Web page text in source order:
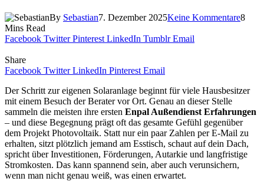
By Sebastian7. Dezember 2025Keine Kommentare8
Mins Read
Facebook Twitter Pinterest LinkedIn Tumblr Email
Share
Facebook Twitter LinkedIn Pinterest Email
Der Schritt zur eigenen Solaranlage beginnt für viele Hausbesitzer
mit einem Besuch der Berater vor Ort. Genau an dieser Stelle
sammeln die meisten ihre ersten Enpal Außendienst Erfahrungen
– und diese Begegnung prägt oft das gesamte Gefühl gegenüber
dem Projekt Photovoltaik. Statt nur ein paar Zahlen per E-Mail zu
erhalten, sitzt plötzlich jemand am Esstisch, schaut auf dein Dach,
spricht über Investitionen, Förderungen, Autarkie und langfristige
Stromkosten. Das kann spannend sein, aber auch verunsichern,
wenn man nicht genau weiß, was einen erwartet.